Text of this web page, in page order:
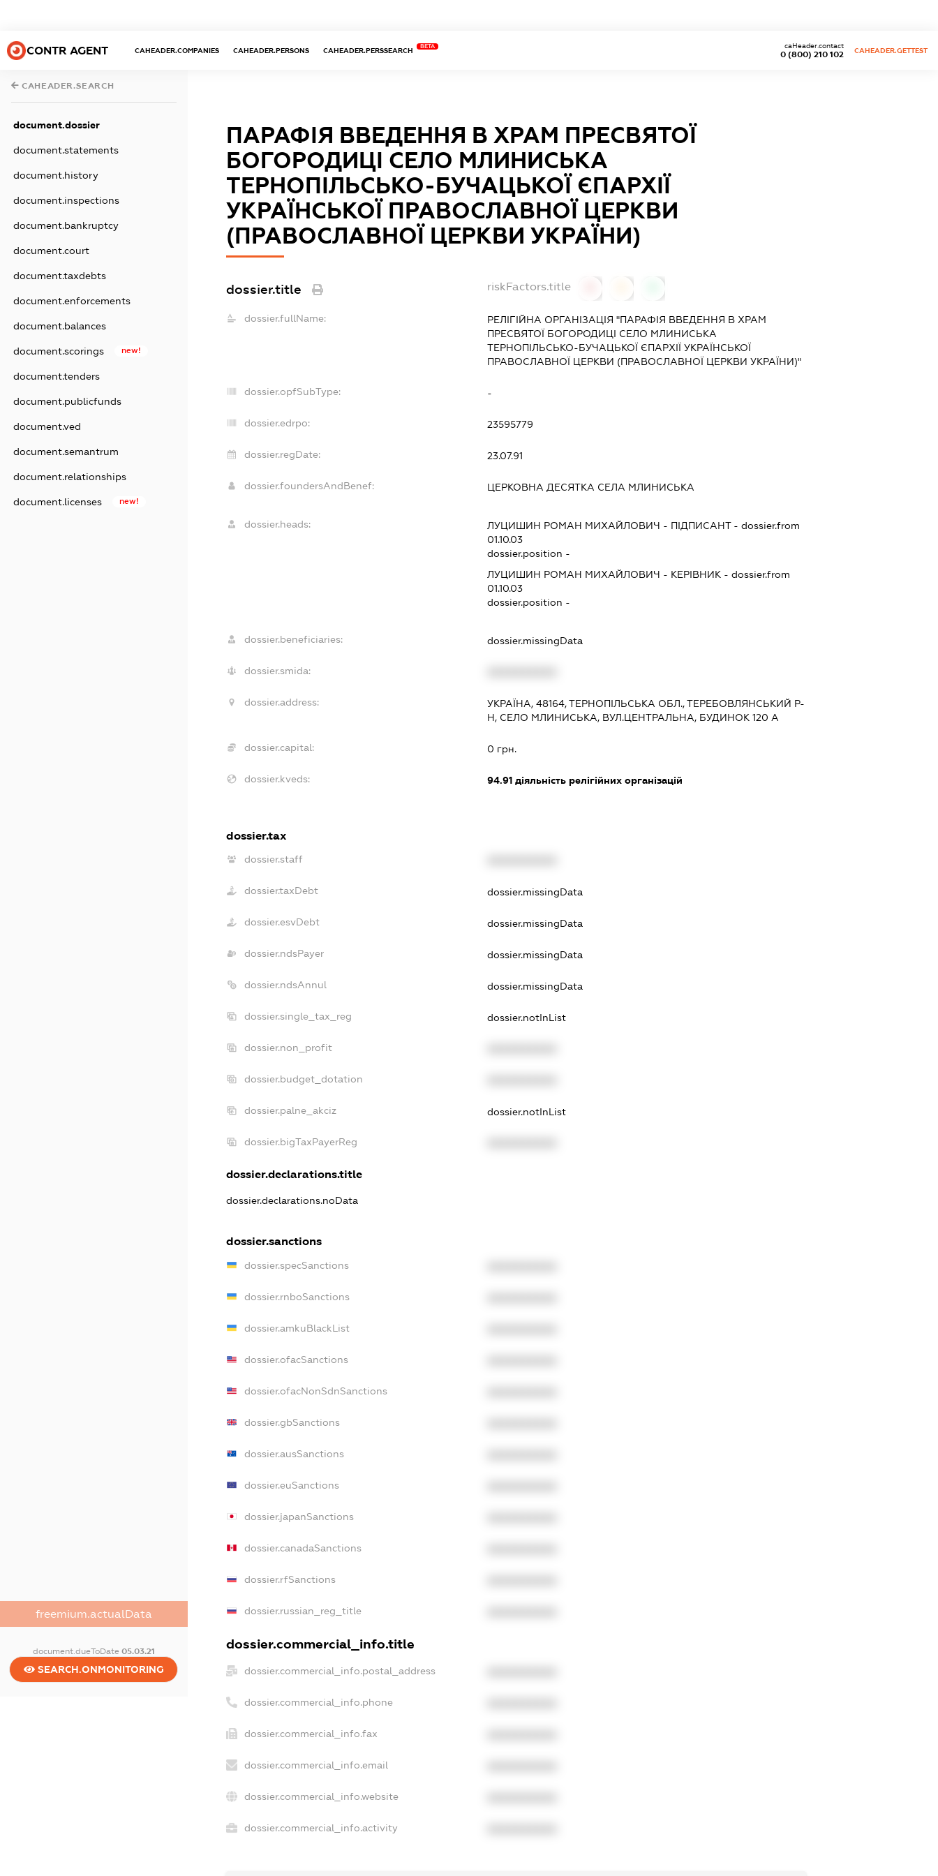
CONTR AGENT CAHEADER.COMPANIES CAHEADER.PERSONS CAHEADER.PERSSEARCH
BETA
0 (800) 210 102
caHeader.contact
CAHEADER.GETTEST
CAHEADER.SEARCH
document.dossier
document.statements
document.history
document.inspections
document.bankruptcy
document.court
document.taxdebts
document.enforcements
document.balances
document.scorings new!
document.tenders
document.publicfunds
document.ved
document.semantrum
document.relationships
document.licenses new!
freemium.actualData
document.dueToDate 05.03.21
SEARCH.ONMONITORING
ПАРАФІЯ ВВЕДЕННЯ В ХРАМ ПРЕСВЯТОЇ
БОГОРОДИЦІ СЕЛО МЛИНИСЬКА
ТЕРНОПІЛЬСЬКО-БУЧАЦЬКОЇ ЄПАРХІЇ
УКРАЇНСЬКОЇ ПРАВОСЛАВНОЇ ЦЕРКВИ
(ПРАВОСЛАВНОЇ ЦЕРКВИ УКРАЇНИ)
dossier.title riskFactors.title
dossier.fullName:
РЕЛІГІЙНА ОРГАНІЗАЦІЯ "ПАРАФІЯ ВВЕДЕННЯ В ХРАМ
ПРЕСВЯТОЇ БОГОРОДИЦІ СЕЛО МЛИНИСЬКА
ТЕРНОПІЛЬСЬКО-БУЧАЦЬКОЇ ЄПАРХІЇ УКРАЇНСЬКОЇ
ПРАВОСЛАВНОЇ ЦЕРКВИ (ПРАВОСЛАВНОЇ ЦЕРКВИ УКРАЇНИ)"
dossier.opfSubType: -
dossier.edrpo: 23595779
dossier.regDate: 23.07.91
dossier.foundersAndBenef: ЦЕРКОВНА ДЕСЯТКА СЕЛА МЛИНИСЬКА
dossier.heads: ЛУЦИШИН РОМАН МИХАЙЛОВИЧ - ПІДПИСАНТ- dossier.from
01.10.03
dossier.position -
ЛУЦИШИН РОМАН МИХАЙЛОВИЧ - КЕРІВНИК - dossier.from
01.10.03
dossier.position -
dossier.beneficiaries: dossier.missingData
dossier.smida:
dossier.address:
УКРАЇНА, 48164, ТЕРНОПІЛЬСЬКА ОБЛ., ТЕРЕБОВЛЯНСЬКИЙ Р-
Н, СЕЛО МЛИНИСЬКА, ВУЛ.ЦЕНТРАЛЬНА, БУДИНОК 120 А
dossier.capital: 0 грн.
dossier.kveds: 94.91діяльність релігійних організацій
dossier.tax
dossier.staff
dossier.taxDebt dossier.missingData
dossier.esvDebt dossier.missingData
dossier.ndsPayer dossier.missingData
dossier.ndsAnnul dossier.missingData
dossier.single_tax_reg dossier.notInList
dossier.non_profit
dossier.budget_dotation
dossier.palne_akciz dossier.notInList
dossier.bigTaxPayerReg
dossier.declarations.title
dossier.declarations.noData
dossier.sanctions
dossier.specSanctions
dossier.rnboSanctions
dossier.amkuBlackList
dossier.ofacSanctions
dossier.ofacNonSdnSanctions
dossier.gbSanctions
dossier.ausSanctions
dossier.euSanctions
dossier.japanSanctions
dossier.canadaSanctions
dossier.rfSanctions
dossier.russian_reg_title
dossier.commercial_info.title
dossier.commercial_info.postal_address
dossier.commercial_info.phone
dossier.commercial_info.fax
dossier.commercial_info.email
dossier.commercial_info.website
dossier.commercial_info.activity